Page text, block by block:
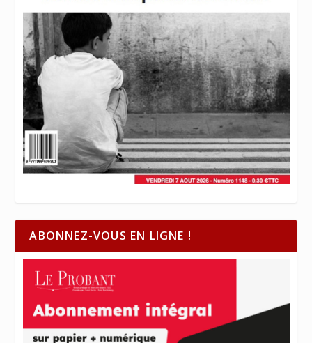
ABONNEZ-VOUS EN LIGNE !